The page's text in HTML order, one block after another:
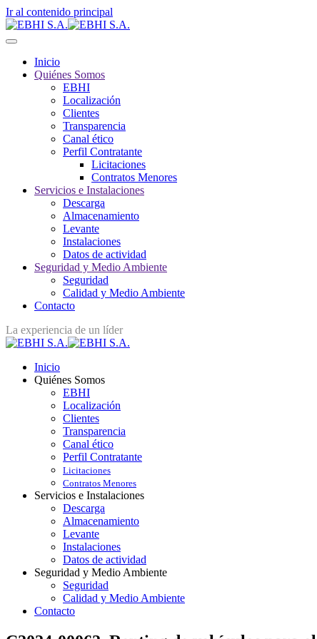
Ir al contenido principal
Inicio
Quiénes Somos
EBHI
Localización
Clientes
Transparencia
Canal ético
Perfil Contratante
Licitaciones
Contratos Menores
Servicios e Instalaciones
Descarga
Almacenamiento
Levante
Instalaciones
Datos de actividad
Seguridad y Medio Ambiente
Seguridad
Calidad y Medio Ambiente
Contacto
La experiencia de un líder
Inicio
Quiénes Somos
EBHI
Localización
Clientes
Transparencia
Canal ético
Perfil Contratante
Licitaciones
Contratos Menores
Servicios e Instalaciones
Descarga
Almacenamiento
Levante
Instalaciones
Datos de actividad
Seguridad y Medio Ambiente
Seguridad
Calidad y Medio Ambiente
Contacto